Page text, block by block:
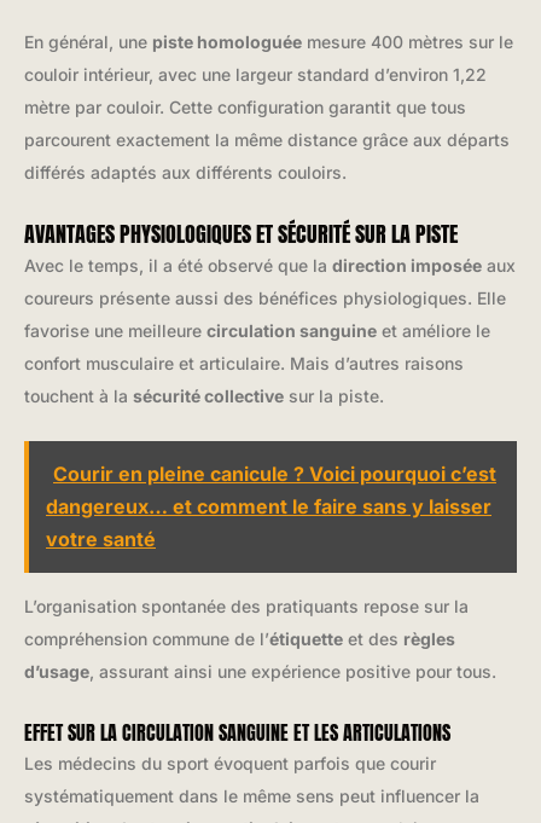
En général, une piste homologuée mesure 400 mètres sur le
couloir intérieur, avec une largeur standard d’environ 1,22
mètre par couloir. Cette configuration garantit que tous
parcourent exactement la même distance grâce aux départs
différés adaptés aux différents couloirs.
AVANTAGES PHYSIOLOGIQUES ET SÉCURITÉ SUR LA PISTE
Avec le temps, il a été observé que la direction imposée aux
coureurs présente aussi des bénéfices physiologiques. Elle
favorise une meilleure circulation sanguine et améliore le
confort musculaire et articulaire. Mais d’autres raisons
touchent à la sécurité collective sur la piste.
Courir en pleine canicule ? Voici pourquoi c’est
dangereux… et comment le faire sans y laisser
votre santé
L’organisation spontanée des pratiquants repose sur la
compréhension commune de l’étiquette et des règles
d’usage , assurant ainsi une expérience positive pour tous.
EFFET SUR LA CIRCULATION SANGUINE ET LES ARTICULATIONS
Les médecins du sport évoquent parfois que courir
systématiquement dans le même sens peut influencer la